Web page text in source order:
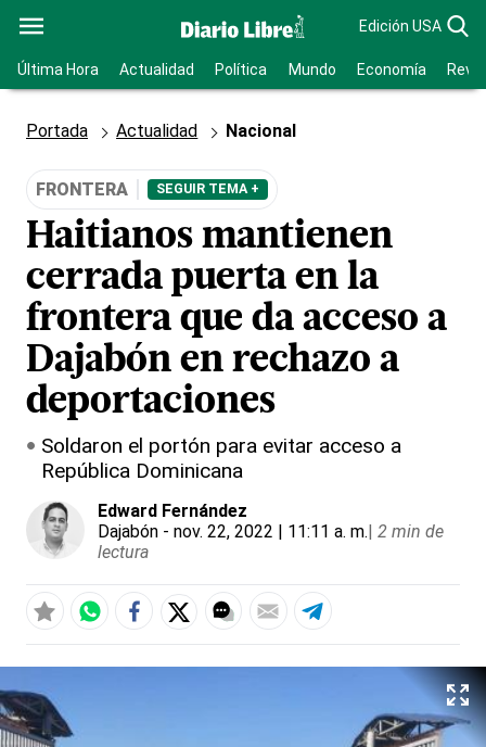
Edición USA
Última Hora Actualidad Política Mundo Economía
Portada Actualidad Nacional
FRONTERA SEGUIR TEMA +
Haitianos mantienen
cerrada puerta en la
frontera que da acceso a
Dajabón en rechazo a
deportaciones
Soldaron el portón para evitar acceso a
República Dominicana
Edward Fernández
Dajabón - nov. 22, 2022 | 11:11 a. m.| 2 min de
lectura